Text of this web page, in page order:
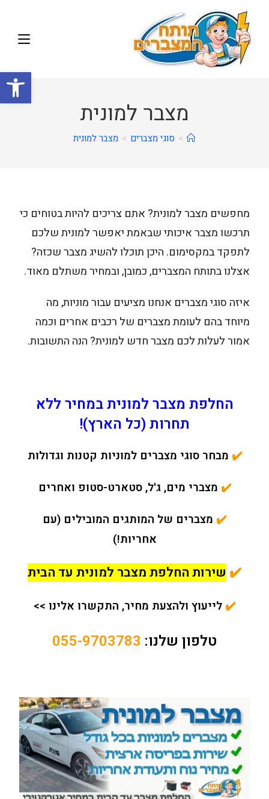
מצבר למונית
> סוגי מצברים > מצבר למונית
מחפשים מצבר למונית? אתם צריכים להיות בטוחים כי
תרכשו מצבר איכותי שבאמת יאפשר למונית שלכם
לתפקד במקסימום. היכן תוכלו להשיג מצבר שכזה?
אצלנו בתותח המצברים, כמובן, ובמחיר משתלם מאוד.
איזה סוגי מצברים אנחנו מציעים עבור מוניות, מה
מיוחד בהם לעומת מצברים של רכבים אחרים וכמה
אמור לעלות לכם מצבר חדש למונית? הנה התשובות.
החלפת מצבר למונית במחיר ללא
תחרות (כל הארץ)!
✔️ מבחר סוגי מצברים למוניות קטנות וגדולות
✔️ מצברי מים, ג'ל, סטארט-סטופ ואחרים
✔️ מצברים של המותגים המובילים (עם
אחריות!)
✔️ שירות החלפת מצבר למונית עד הבית
✔️ לייעוץ ולהצעת מחיר, התקשרו אלינו >>
טלפון שלנו: 055-9703783